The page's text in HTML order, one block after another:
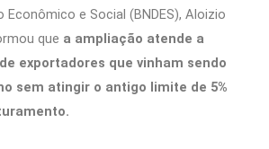
Econômico e Social (BNDES), Aloizio
que a ampliação atende a
exportadores que vinham sendo
sem atingir o antigo limite de 5%